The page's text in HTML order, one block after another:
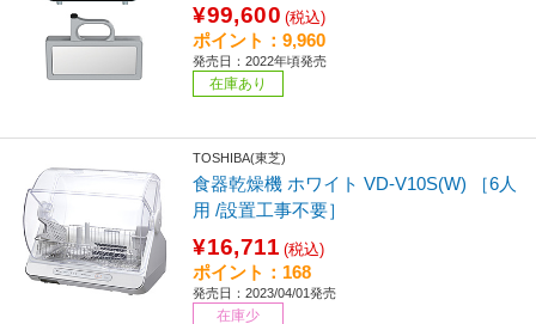
¥99,600 (税込)
ポイント：9,960
発売日：2022年頃発売
在庫あり
TOSHIBA(東芝)
食器乾燥機 ホワイト VD-V10S(W) ［6人
用 /設置工事不要］
¥16,711 (税込)
ポイント：168
発売日：2023/04/01発売
在庫少